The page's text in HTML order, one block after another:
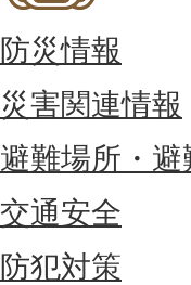
防災情報
災害関連情報
避難場所・避
交通安全
防犯対策